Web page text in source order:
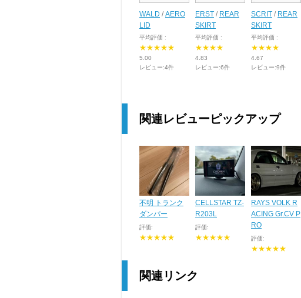
WALD /AERO
LID
平均評価 :
★★★★★
5.00
レビュー:4件
ERST / REAR
SKIRT
平均評価 :
★★★★
4.83
レビュー:6件
SCRIT / REAR
SKIRT
平均評価 :
★★★★
4.67
レビュー:9件
関連レビューピックアップ
不明 トランク
ダンパー
評価:
★★★★★
CELLSTAR TZ-
R203L
評価:
★★★★★
RAYS VOLK R
ACING Gr.CV P
RO
評価:
★★★★★
関連リンク